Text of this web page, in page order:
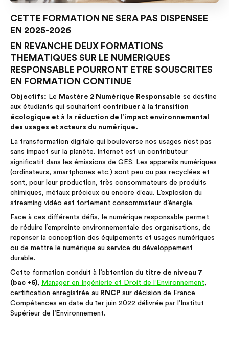
CETTE FORMATION NE SERA PAS DISPENSEE
EN 2025-2026
EN REVANCHE DEUX FORMATIONS
THEMATIQUES SUR LE NUMERIQUES
RESPONSABLE POURRONT ETRE SOUSCRITES
EN FORMATION CONTINUE
Objectifs: Le Mastère 2 Numérique Responsable se destine
aux étudiants qui souhaitent contribuer à la transition
écologique et à la réduction de l’impact environnemental
des usages et acteurs du numérique.
La transformation digitale qui bouleverse nos usages n’est pas
sans impact sur la planète. Internet est un contributeur
significatif dans les émissions de GES. Les appareils numériques
(ordinateurs, smartphones etc.) sont peu ou pas recyclées et
sont, pour leur production, très consommateurs de produits
chimiques, métaux précieux ou encore d’eau. L’explosion du
streaming vidéo est fortement consommateur d’énergie.
Face à ces différents défis, le numérique responsable permet
de réduire l’empreinte environnementale des organisations, de
repenser la conception des équipements et usages numériques
ou de mettre le numérique au service du développement
durable.
Cette formation conduit à l’obtention du titre de niveau 7
(bac +5), Manager en Ingénierie et Droit de l’Environnement,
certification enregistrée au RNCP sur décision de France
Compétences en date du 1er juin 2022 délivrée par l’Institut
Supérieur de l’Environnement.